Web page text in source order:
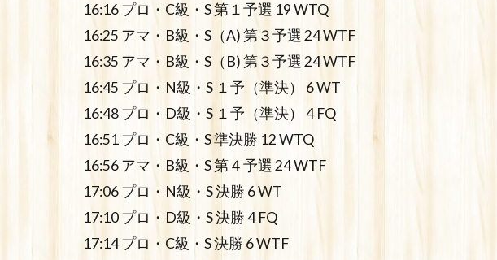
16:16 プロ・C級・S 第１予選 19 WTQ
16:25 アマ・B級・S（A) 第３予選 24 WTF
16:35 アマ・B級・S（B) 第３予選 24 WTF
16:45 プロ・N級・S １予（準決） 6 WT
16:48 プロ・D級・S １予（準決） 4 FQ
16:51 プロ・C級・S 準決勝 12 WTQ
16:56 アマ・B級・S 第４予選 24 WTF
17:06 プロ・N級・S 決勝 6 WT
17:10 プロ・D級・S 決勝 4 FQ
17:14 プロ・C級・S 決勝 6 WTF